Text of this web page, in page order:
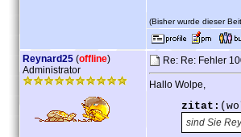
(Bisher wurde dieser
Reynard25 (offline)
Administrator
Re: Re: Fehler
Hallo Wolpe,
zitat:
sind Sie